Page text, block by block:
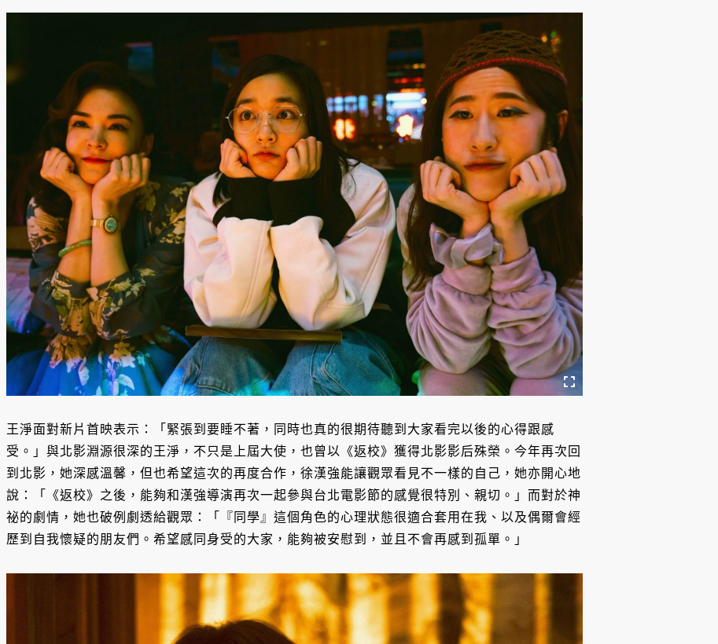
王淨面對新片首映表示：「緊張到要睡不著，同時也真的很期待聽到大家看完以後的心得跟感
受。」與北影淵源很深的王淨，不只是上屆大使，也曾以《返校》獲得北影影后殊榮。今年再次回
到北影，她深感溫馨，但也希望這次的再度合作，徐漢強能讓觀眾看見不一樣的自己，她亦開心地
說：「《返校》之後，能夠和漢強導演再次一起參與台北電影節的感覺很特別、親切。」而對於神
祕的劇情，她也破例劇透給觀眾：「『同學』這個角色的心理狀態很適合套用在我、以及偶爾會經
歷到自我懷疑的朋友們。希望感同身受的大家，能夠被安慰到，並且不會再感到孤單。」